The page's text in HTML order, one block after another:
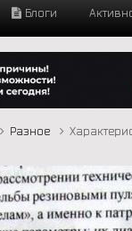
Блоги
Разное